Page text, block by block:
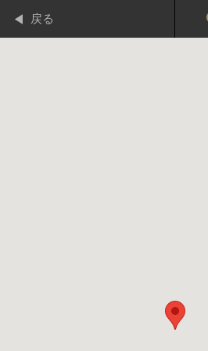
戻る